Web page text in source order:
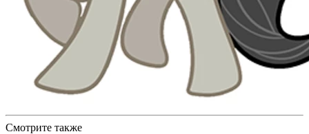
Смотрите также